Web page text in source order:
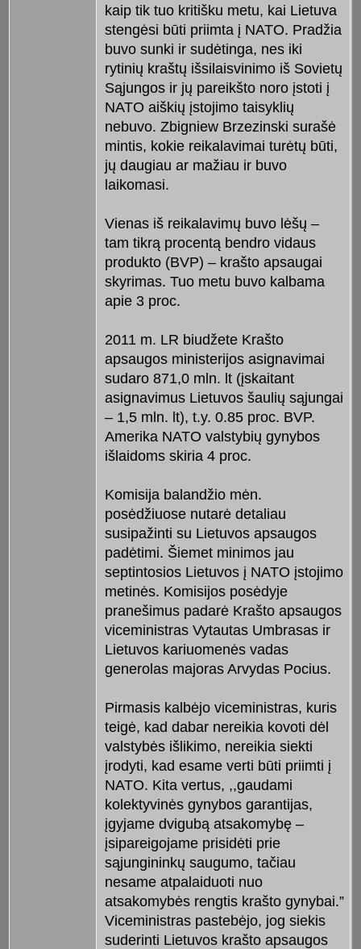
kaip tik tuo kritišku metu, kai Lietuva
stengėsi būti priimta į NATO. Pradžia
buvo sunki ir sudėtinga, nes iki
rytinių kraštų išsilaisvinimo iš Sovietų
Sąjungos ir jų pareikšto noro įstoti į
NATO aiškių įstojimo taisyklių
nebuvo. Zbigniew Brzezinski surašė
mintis, kokie reikalavimai turėtų būti,
jų daugiau ar mažiau ir buvo
laikomasi.
Vienas iš reikalavimų buvo lėšų –
tam tikrą procentą bendro vidaus
produkto (BVP) – krašto apsaugai
skyrimas. Tuo metu buvo kalbama
apie 3 proc.
2011 m. LR biudžete Krašto
apsaugos ministerijos asignavimai
sudaro 871,0 mln. lt (įskaitant
asignavimus Lietuvos šaulių sąjungai
– 1,5 mln. lt), t.y. 0.85 proc. BVP.
Amerika NATO valstybių gynybos
išlaidoms skiria 4 proc.
Komisija balandžio mėn.
posėdžiuose nutarė detaliau
susipažinti su Lietuvos apsaugos
padėtimi. Šiemet minimos jau
septintosios Lietuvos į NATO įstojimo
metinės. Komisijos posėdyje
pranešimus padarė Krašto apsaugos
viceministras Vytautas Umbrasas ir
Lietuvos kariuomenės vadas
generolas majoras Arvydas Pocius.
Pirmasis kalbėjo viceministras, kuris
teigė, kad dabar nereikia kovoti dėl
valstybės išlikimo, nereikia siekti
įrodyti, kad esame verti būti priimti į
NATO. Kita vertus, ,,gaudami
kolektyvinės gynybos garantijas,
įgyjame dvigubą atsakomybę –
įsipareigojame prisidėti prie
sąjungininkų saugumo, tačiau
nesame atpalaiduoti nuo
atsakomybės rengtis krašto gynybai.”
Viceministras pastebėjo, jog siekis
suderinti Lietuvos krašto apsaugos